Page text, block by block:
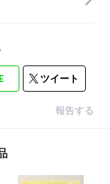
ツイート
報告する